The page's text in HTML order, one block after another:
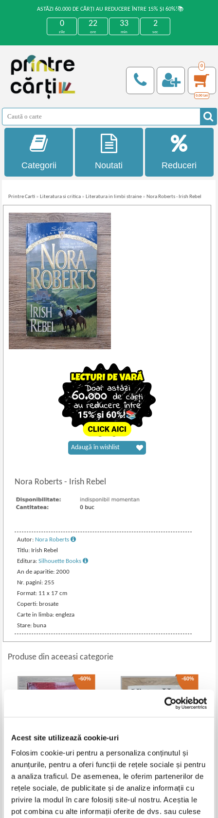
Acest site utilizează cookie-uri
Folosim cookie-uri pentru a personaliza conținutul și
anunțurile, pentru a oferi funcții de rețele sociale și pentru
a analiza traficul. De asemenea, le oferim partenerilor de
rețele sociale, de publicitate și de analize informații cu
privire la modul în care folosiți site-ul nostru. Aceștia le
pot combina cu alte informații oferite de dvs. sau culese
ASTĂZI 60.000 DE CĂRȚI AU REDUCERE ÎNTRE 15% ȘI 60%!📚
0
zile
22
ore
33
min
1
sec
0
0,00 Lei
Categorii Noutati Reduceri
Printre Carti » Literatura si critica » Literatura in limbi straine » Nora Roberts - Irish Rebel
Nora Roberts- Irish Rebel
Autor: Nora Roberts
Titlu: Irish Rebel
Editura:Silhouette Books
An de aparitie: 2000
Nr. pagini: 255
Format: 11 x 17 cm
Coperti: brosate
Carte in limba: engleza
Stare: buna
Adaugă în wishlist
Produse din aceeasi categorie
-60%
conspiracy club
Pret:37,00Lei 14,80 Lei
Adaugă în coș
-60%
Pret:50,00Lei 20,00 Lei
Adaugă în coș